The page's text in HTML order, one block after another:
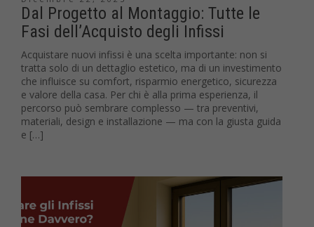
Dal Progetto al Montaggio: Tutte le
Fasi dell’Acquisto degli Infissi
Acquistare nuovi infissi è una scelta importante: non si
tratta solo di un dettaglio estetico, ma di un investimento
che influisce su comfort, risparmio energetico, sicurezza
e valore della casa. Per chi è alla prima esperienza, il
percorso può sembrare complesso — tra preventivi,
materiali, design e installazione — ma con la giusta guida
e […]